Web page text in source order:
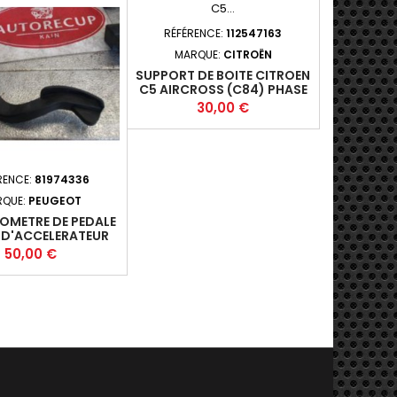
81974336
PEUGEOT
DE PEDALE
3008 I (T84)
2016-12 1.6HDI *
Prix
50,00 €
RÉFÉRENCE:112547163
MARQUE: CITROËN
SUPPORT DE BOITE CITROEN
C5 AIRCROSS (C84) PHASE
2 - 5P 2022-01- 1.5HDI 130
FAP (96KW) - YHZ / DV5RC -
A8+
Prix
30,00 €